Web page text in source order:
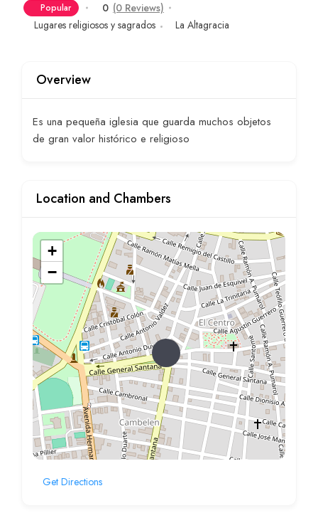
Popular 0 (0 Reviews)
Lugares religiosos y sagrados
La Altagracia
Overview
Es una pequeña iglesia que guarda muchos objetos
de gran valor histórico e religioso
Location and Chambers
+
−
Get Directions